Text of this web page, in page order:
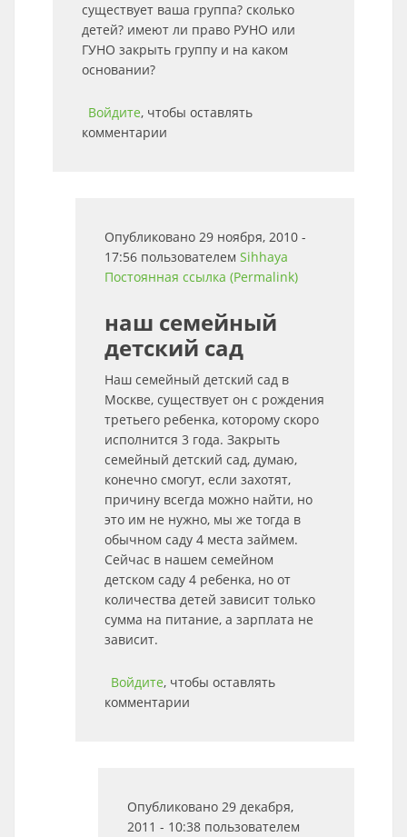
существует ваша группа? сколько
детей? имеют ли право РУНО или
ГУНО закрыть группу и на каком
основании?
Войдите, чтобы оставлять
комментарии
Опубликовано 29 ноября, 2010 -
17:56 пользователем Sihhaya
Постоянная ссылка (Permalink)
наш семейный
детский сад
Наш семейный детский сад в
Москве, существует он с рождения
третьего ребенка, которому скоро
исполнится 3 года. Закрыть
семейный детский сад, думаю,
конечно смогут, если захотят,
причину всегда можно найти, но
это им не нужно, мы же тогда в
обычном саду 4 места займем.
Сейчас в нашем семейном
детском саду 4 ребенка, но от
количества детей зависит только
сумма на питание, а зарплата не
зависит.
Войдите, чтобы оставлять
комментарии
Опубликовано 29 декабря,
2011 - 10:38 пользователем